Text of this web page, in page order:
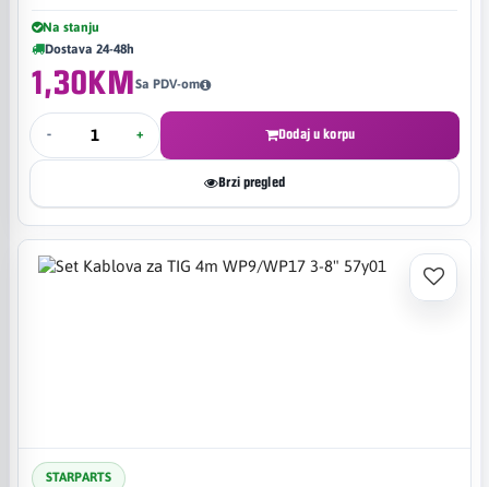
Na stanju
Dostava 24-48h
1,30KMSa PDV-om
- + Dodaj u korpu
Brzi pregled
STARPARTS